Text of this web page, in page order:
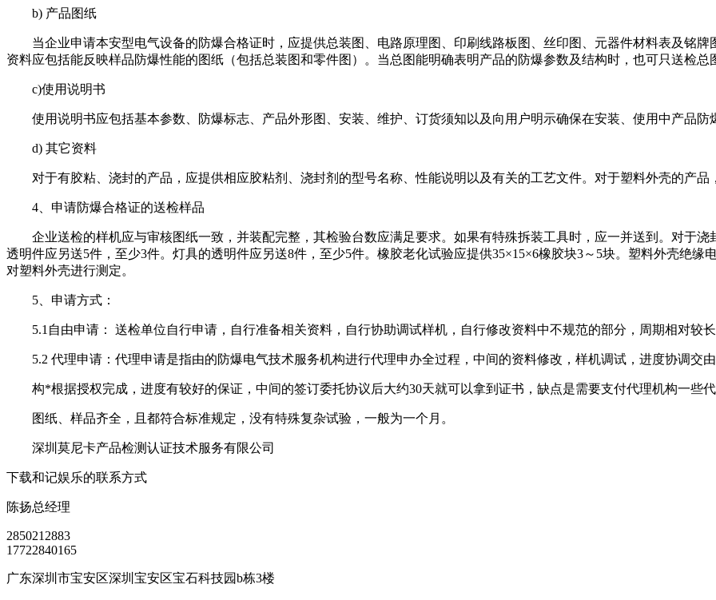
b) 产品图纸
当企业申请本安型电气设备的防爆合格证时，应提供总装图、电路原理图、印刷线路板图、丝印图、元器件材料表及铭牌
资料应包括能反映样品防爆性能的图纸（包括总装图和零件图）。当总图能明确表明产品的防爆参数及结构时，也可只送检总
c)使用说明书
使用说明书应包括基本参数、防爆标志、产品外形图、安装、维护、订货须知以及向用户明示确保在安装、使用中产品防
d) 其它资料
对于有胶粘、浇封的产品，应提供相应胶粘剂、浇封剂的型号名称、性能说明以及有关的工艺文件。对于塑料外壳的产品
4、申请防爆合格证的送检样品
企业送检的样机应与审核图纸一致，并装配完整，其检验台数应满足要求。如果有特殊拆装工具时，应一并送到。对于浇
透明件应另送5件，至少3件。灯具的透明件应另送8件，至少5件。橡胶老化试验应提供35×15×6橡胶块3～5块。塑料外壳绝缘
对塑料外壳进行测定。
5、申请方式：
5.1自由申请： 送检单位自行申请，自行准备相关资料，自行协助调试样机，自行修改资料中不规范的部分，周期相对较长
5.2 代理申请：代理申请是指由的防爆电气技术服务机构进行代理申办全过程，中间的资料修改，样机调试，进度协调交
构*根据授权完成，进度有较好的保证，中间的签订委托协议后大约30天就可以拿到证书，缺点是需要支付代理机构一些代
图纸、样品齐全，且都符合标准规定，没有特殊复杂试验，一般为一个月。
深圳莫尼卡产品检测认证技术服务有限公司
下载和记娱乐的联系方式
陈扬总经理
2850212883
17722840165
广东深圳市宝安区深圳宝安区宝石科技园b栋3楼